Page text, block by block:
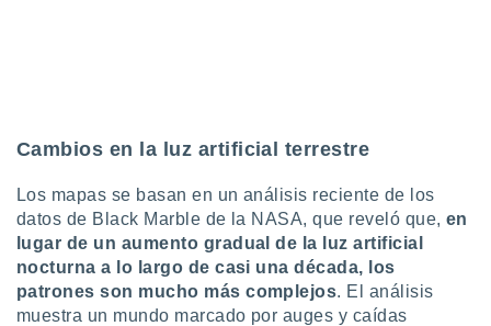
que
sean
el sitio
para
Cambios en la luz artificial terrestre
Los mapas se basan en un análisis reciente de los
datos de Black Marble de la NASA, que reveló que,en
lugar de un aumento gradual de la luz artificial
nocturna a lo largo de casi una década, los
patrones son mucho más complejos. El análisis
muestra un mundo marcado por auges y caídas